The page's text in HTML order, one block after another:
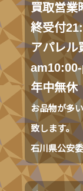
買取営業
終受付
アパレル
年中無休
お品物が多
致します。
石川県公安